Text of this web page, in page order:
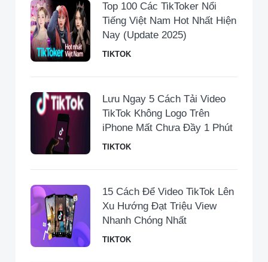
Top 100 Các TikToker Nổi
Tiếng Việt Nam Hot Nhất Hiện
Nay (Update 2025)
TIKTOK
Lưu Ngay 5 Cách Tải Video
TikTok Không Logo Trên
iPhone Mất Chưa Đầy 1 Phút
TIKTOK
15 Cách Để Video TikTok Lên
Xu Hướng Đạt Triệu View
Nhanh Chóng Nhất
TIKTOK